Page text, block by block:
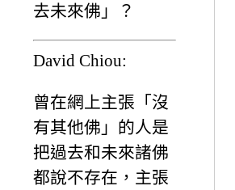
去未來佛」？
David Chiou:
曾在網上主張「沒
有其他佛」的人是
把過去和未來諸佛
都說不存在，主張